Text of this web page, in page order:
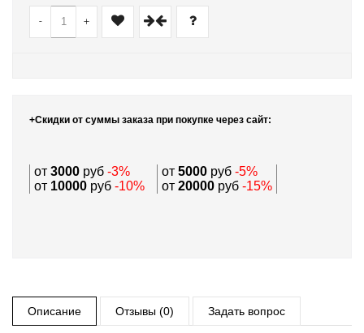
- +
+Скидки от суммы заказа при покупке через сайт:
от 3000 руб -3% от 5000 руб -5%
от 10000 руб -10% от 20000 руб -15%
Описание Отзывы (0) Задать вопрос